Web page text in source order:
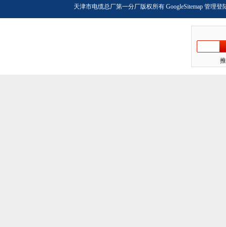
天津市电缆总厂第一分厂版权所有 GoogleSitemap 管理登